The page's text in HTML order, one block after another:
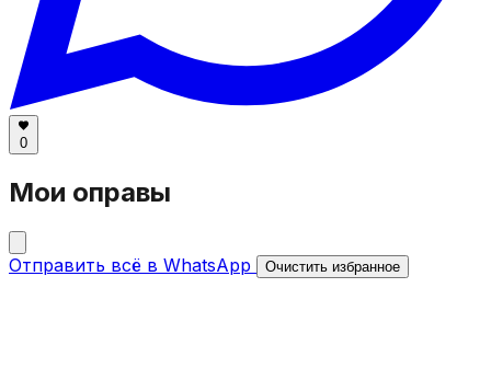
0
Мои оправы
Отправить всё в WhatsApp Очистить избранное